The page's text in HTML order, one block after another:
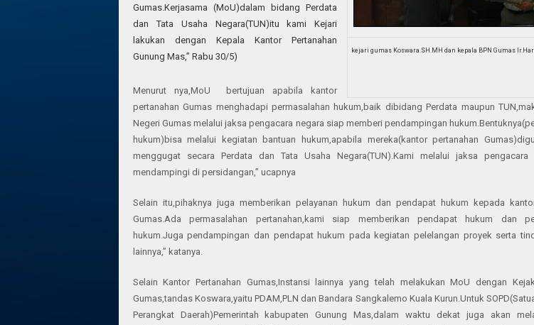
kejari gumas Koswara.SH.MH dan kepala BPN Gumas
Gumas.Kerjasama (MoU)dalam bidang Perdata
dan Tata Usaha Negara(TUN)itu kami Kejari
lakukan dengan Kepala Kantor Pertanahan
Gunung Mas,” Rabu 30/5)
Menurut nya,MoU bertujuan apabila kantor
pertanahan Gumas menghadapi permasalahan hukum,baik dibidang Perdata maupun
Negeri Gumas melalui jaksa pengacara negara siap memberi pendampingan
hukum)bisa melalui kegiatan bantuan hukum,apabila mereka(kantor pertanahan
menggugat secara Perdata dan Tata Usaha Negara(TUN).Kami melalui jaksa pengacara
mendampingi di persidangan,” ucapnya
Selain itu,pihaknya juga memberikan pelayanan hukum dan pendapat hukum kepada
Gumas.Ada permasalahan pertanahan,kami siap memberikan pendapat hukum dan
hukum.Juga pendampingan dan pendapat hukum pada kegiatan pelelangan proyek serta
lainnya,” katanya.
Selain Kantor Pertanahan Gumas,Instansi lainnya yang telah melakukan MoU dengan
Gumas,tandas Koswara,yaitu PDAM,PLN dan Bandara Sangkalemo Kuala Kurun.Untuk
Perangkat Daerah)Pemerintah kabupaten Gunung Mas,dalam waktu dekat juga akan